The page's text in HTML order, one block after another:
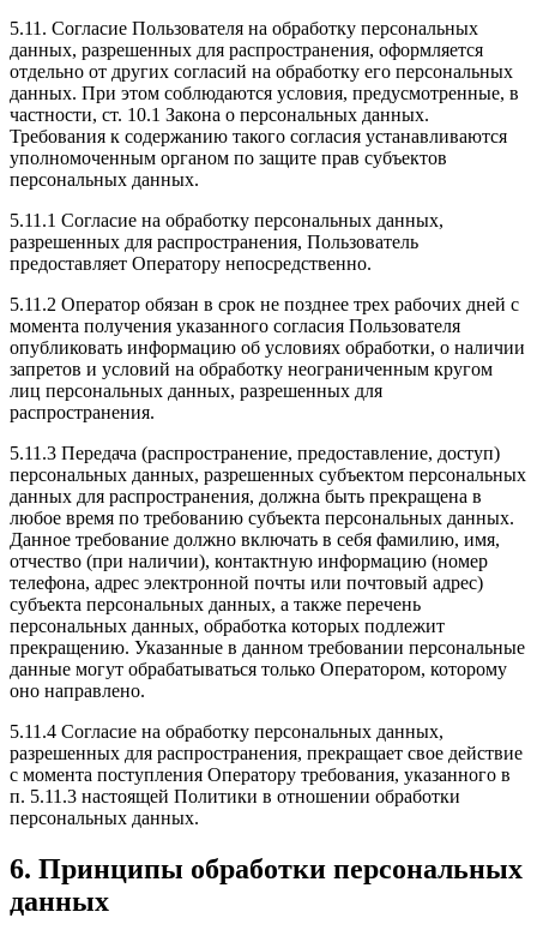
5.11. Согласие Пользователя на обработку персональных
данных, разрешенных для распространения, оформляется
отдельно от других согласий на обработку его персональных
данных. При этом соблюдаются условия, предусмотренные, в
частности, ст. 10.1 Закона о персональных данных.
Требования к содержанию такого согласия устанавливаются
уполномоченным органом по защите прав субъектов
персональных данных.
5.11.1 Согласие на обработку персональных данных,
разрешенных для распространения, Пользователь
предоставляет Оператору непосредственно.
5.11.2 Оператор обязан в срок не позднее трех рабочих дней с
момента получения указанного согласия Пользователя
опубликовать информацию об условиях обработки, о наличии
запретов и условий на обработку неограниченным кругом
лиц персональных данных, разрешенных для
распространения.
5.11.3 Передача (распространение, предоставление, доступ)
персональных данных, разрешенных субъектом персональных
данных для распространения, должна быть прекращена в
любое время по требованию субъекта персональных данных.
Данное требование должно включать в себя фамилию, имя,
отчество (при наличии), контактную информацию (номер
телефона, адрес электронной почты или почтовый адрес)
субъекта персональных данных, а также перечень
персональных данных, обработка которых подлежит
прекращению. Указанные в данном требовании персональные
данные могут обрабатываться только Оператором, которому
оно направлено.
5.11.4 Согласие на обработку персональных данных,
разрешенных для распространения, прекращает свое действие
с момента поступления Оператору требования, указанного в
п. 5.11.3 настоящей Политики в отношении обработки
персональных данных.
6. Принципы обработки персональных
данных